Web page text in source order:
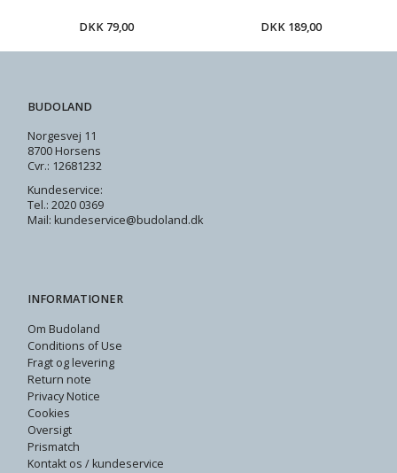
DKK 79,00 DKK 189,00
BUDOLAND
Norgesvej 11
8700 Horsens
Cvr.: 12681232
Kundeservice:
Tel.: 2020 0369
Mail: kundeservice@budoland.dk
INFORMATIONER
Om Budoland
Conditions of Use
Fragt og levering
Return note
Privacy Notice
Cookies
Oversigt
Prismatch
Kontakt os / kundeservice